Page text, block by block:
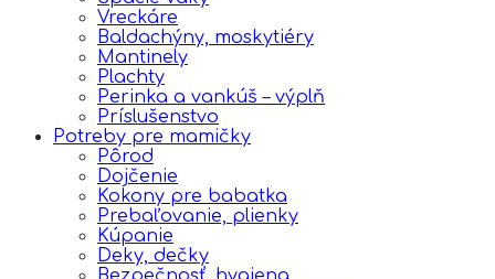
Vreckáre
Baldachýny, moskytiéry
Mantinely
Plachty
Perinka a vankúš – výplň
Príslušenstvo
Potreby pre mamičky
Pôrod
Dojčenie
Kokony pre babatka
Prebaľovanie, plienky
Kúpanie
Deky, dečky